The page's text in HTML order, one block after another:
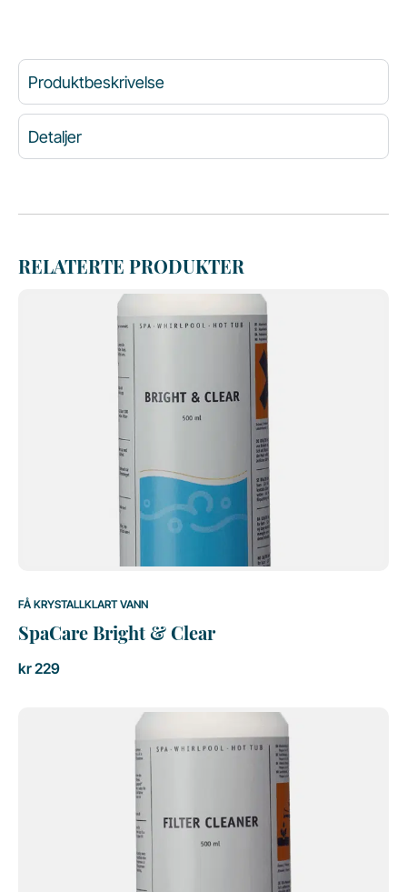
Produktbeskrivelse
Detaljer
RELATERTE PRODUKTER
FÅ KRYSTALLKLART VANN
SpaCare Bright & Clear
kr229